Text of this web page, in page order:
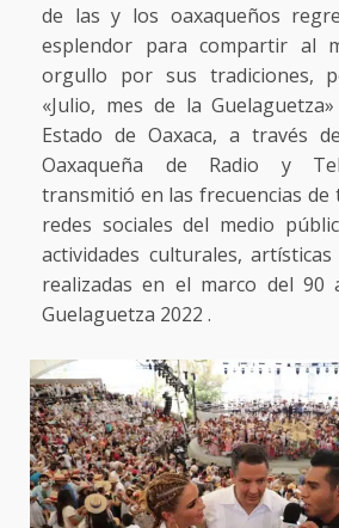
de las y los oaxaqueños
esplendor para compartir al
orgullo por sus tradiciones,
«Julio, mes de la
Estado de Oaxaca, a través
Oaxaqueña de Radio y
transmitió en las frecuencias de
redes sociales del medio
actividades culturales,
realizadas en el marco del 90
Guelaguetza 2022 .